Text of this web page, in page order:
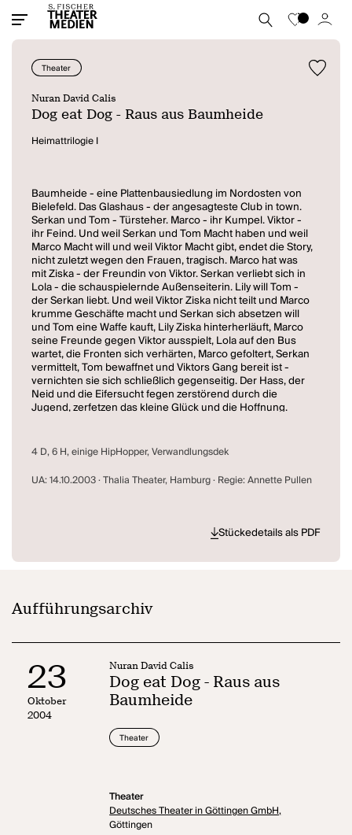
Theater
Nuran David Calis
Dog eat Dog - Raus aus Baumheide
Heimattrilogie I
Baumheide - eine Plattenbausiedlung im Nordosten von
Bielefeld. Das Glashaus - der angesagteste Club in town.
Serkan und Tom - Türsteher. Marco - ihr Kumpel. Viktor -
ihr Feind. Und weil Serkan und Tom Macht haben und weil
Marco Macht will und weil Viktor Macht gibt, endet die Story,
nicht zuletzt wegen den Frauen, tragisch. Marco hat was
mit Ziska - der Freundin von Viktor. Serkan verliebt sich in
Lola - die schauspielernde Außenseiterin. Lily will Tom -
der Serkan liebt. Und weil Viktor Ziska nicht teilt und Marco
krumme Geschäfte macht und Serkan sich absetzen will
und Tom eine Waffe kauft, Lily Ziska hinterherläuft, Marco
seine Freunde gegen Viktor ausspielt, Lola auf den Bus
wartet, die Fronten sich verhärten, Marco gefoltert, Serkan
vermittelt, Tom bewaffnet und Viktors Gang bereit ist -
vernichten sie sich schließlich gegenseitig. Der Hass, der
Neid und die Eifersucht fegen zerstörend durch die
Jugend, zerfetzen das kleine Glück und die Hoffnung.
Dog Eat Dogist eine Mischung aus Shakespeare und Pulp
Fiction, aus Poesie und Slang, aus Liebe und Terror. Mit
berstender Wucht erzählt es die ausweglose Geschichte
seiner Figuren, mit beeindruckender Zärtlichkeit lässt es
zugrundliegenden Aggressivität einen Sog entstehen
lässt, dem sich zu entziehen kaum einem gelingen mag.
4 D, 6 H, einige HipHopper, Verwandlungsdek
UA: 14.10.2003 · Thalia Theater, Hamburg · Regie: Annette Pullen
Stückedetails als PDF
Aufführungsarchiv
23
Oktober
2004
Nuran David Calis
Dog eat Dog - Raus aus
Baumheide
Theater
Theater
Deutsches Theater in Göttingen GmbH,
Göttingen